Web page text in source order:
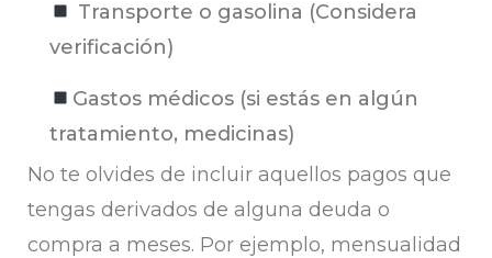
Transporte o gasolina (Considera
verificación)
Gastos médicos (si estás en algún
tratamiento, medicinas)
No te olvides de incluir aquellos pagos que
tengas derivados de alguna deuda o
compra a meses. Por ejemplo, mensualidad